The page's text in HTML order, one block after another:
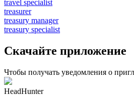
travel specialist
treasurer
treasury manager
treasury specialist
Скачайте приложение
Чтобы получать уведомления о
HeadHunter